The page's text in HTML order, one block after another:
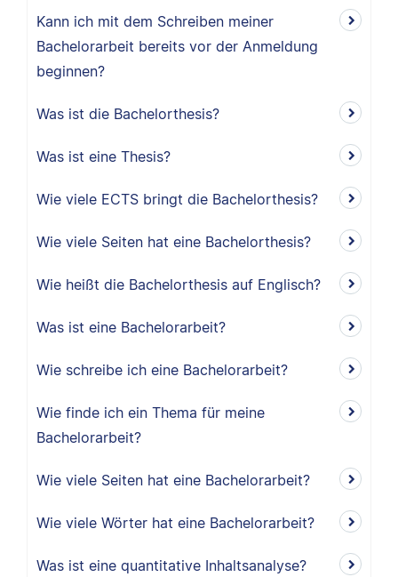
Kann ich mit dem Schreiben meiner
Bachelorarbeit bereits vor der Anmeldung
beginnen?
Was ist die Bachelorthesis?
Was ist eine Thesis?
Wie viele ECTS bringt die Bachelorthesis?
Wie viele Seiten hat eine Bachelorthesis?
Wie heißt die Bachelorthesis auf Englisch?
Was ist eine Bachelorarbeit?
Wie schreibe ich eine Bachelorarbeit?
Wie finde ich ein Thema für meine
Bachelorarbeit?
Wie viele Seiten hat eine Bachelorarbeit?
Wie viele Wörter hat eine Bachelorarbeit?
Was ist eine quantitative Inhaltsanalyse?